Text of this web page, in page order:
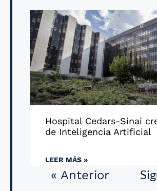
Hospital Cedars-Sinai
de Inteligencia Artificial
LEER MÁS »
« Anterior